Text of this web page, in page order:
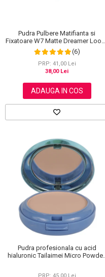
Pudra Pulbere Matifianta si
Fixatoare W7 Matte Dreamer Loose
Powder - Classy Cameo, 20g
(6)
PRP: 41,00 Lei
38,00 Lei
ADAUGA IN COS
Pudra profesionala cu acid
hialuronic Tailaimei Micro Powder,
PRP: 45,00 Lei